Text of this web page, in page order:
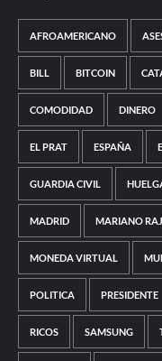
AFROAMERICANO
BILL BITCOIN
COMODIDAD DINERO
EL PRAT ESPAÑA
GUARDIA CIVIL
MADRID MARIANO
MONEDA VIRTUAL
POLITICA PRESIDENTE
RICOS SAMSUNG